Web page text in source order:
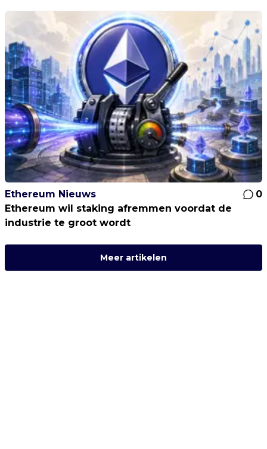
Ethereum Nieuws
0
Ethereum wil staking afremmen voordat de
industrie te groot wordt
Meer artikelen